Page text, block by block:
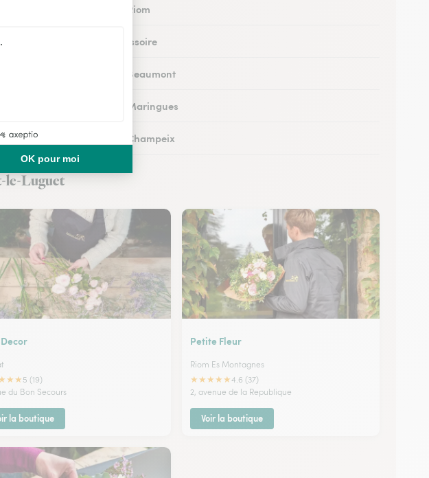
Fleuristes à Riom
Fleuristes à Issoire
Fleuristes à Beaumont
Fleuristes à Maringues
Fleuristes à Champeix
Fleuristes à Royat
le-Luguet
★★ 5 (19)
du Bon Secours
la boutique
Petite Fleur
Riom Es Montagnes
★★★★★4.6 (37)
2, avenue de la Republique
Voir la boutique